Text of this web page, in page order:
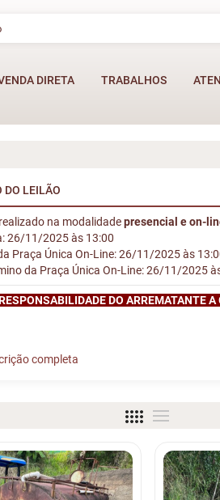
DIRETA TRABALHOS
DO LEILÃO
na modalidadepresencial e on-
26/11/2025 às 13:00
Praça Única On-Line: 26/11/2025 às
da Praça Única On-Line: 26/11/2025
DO ARREMATANTE